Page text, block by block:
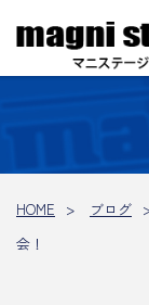
HOME ブログ
会！